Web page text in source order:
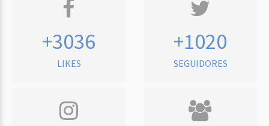
+3036
LIKES
+1020
SEGUIDORES